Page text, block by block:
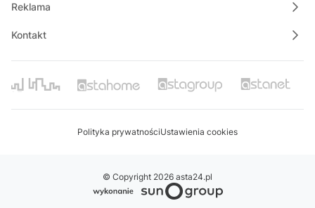
Reklama
Kontakt
Polityka prywatnościUstawienia cookies
© Copyright 2026 asta24.pl